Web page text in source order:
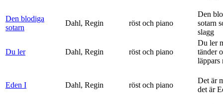
Den blodiga
sotarn
Dahl, Regin röst och piano
Den
sotarn
slagg
Du ler Dahl, Regin röst och piano
Du ler
tänder
läppars
Eden I Dahl, Regin röst och piano
Det är
det är